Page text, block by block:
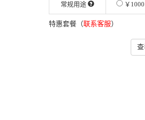
常规用途 ￥1000
特惠套餐（联系客服）